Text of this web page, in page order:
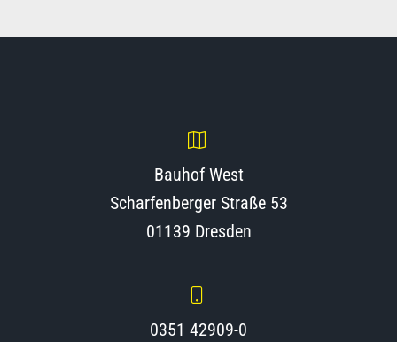
Bauhof West
Scharfenberger Straße 53
01139 Dresden
0351 42909-0